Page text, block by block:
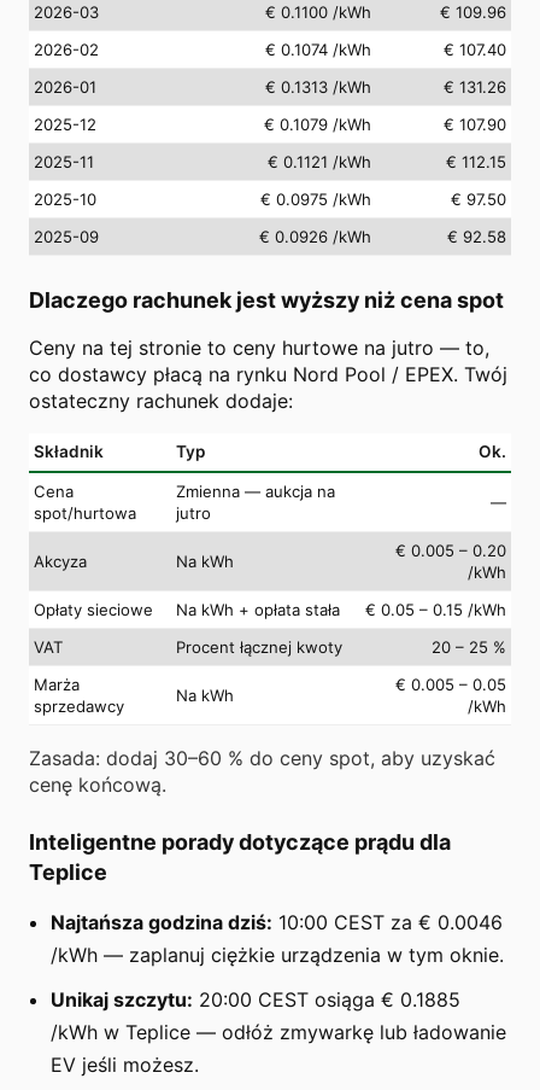
2026-03
€ 0.1100 /kWh
€ 109.96
2026-02
€ 0.1074 /kWh
€ 107.40
2026-01
€ 0.1313 /kWh
€ 131.26
2025-12
€ 0.1079 /kWh
€ 107.90
2025-11
€ 0.1121 /kWh
€ 112.15
2025-10
€ 0.0975 /kWh
€ 97.50
2025-09
€ 0.0926 /kWh € 92.58
Dlaczego rachunek jest wyższy niż cena spot
Ceny na tej stronie to ceny hurtowe na jutro — to,
co dostawcy płacą na rynku Nord Pool / EPEX. Twój
ostateczny rachunek dodaje:
Składnik Typ Ok.
Cena
spot/hurtowa
Zmienna — aukcja na
jutro
—
Akcyza Na kWh
€ 0.005 – 0.20
/kWh
Opłaty sieciowe
Na kWh + opłata stała
€ 0.05 – 0.15 /kWh
VAT
Procent łącznej kwoty
20 – 25 %
Marża
sprzedawcy
Na kWh
€ 0.005 – 0.05
/kWh
Zasada: dodaj 30–60 % do ceny spot, aby uzyskać
cenę końcową.
Inteligentne porady dotyczące prądu dla
Teplice
Najtańsza godzina dziś: 10:00 CEST za € 0.0046
/kWh — zaplanuj ciężkie urządzenia w tym oknie.
Unikaj szczytu: 20:00 CEST osiąga € 0.1885
/kWh w Teplice — odłóż zmywarkę lub ładowanie
EV jeśli możesz.